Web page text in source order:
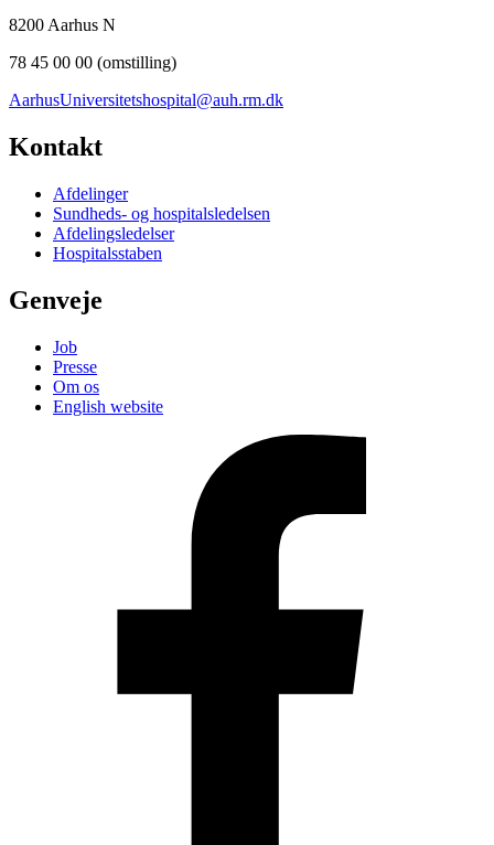
8200 Aarhus N
78 45 00 00 (omstilling)
AarhusUniversitetshospital@auh.rm.dk
Kontakt
Afdelinger
Sundheds- og hospitalsledelsen
Afdelingsledelser
Hospitalsstaben
Genveje
Job
Presse
Om os
English website